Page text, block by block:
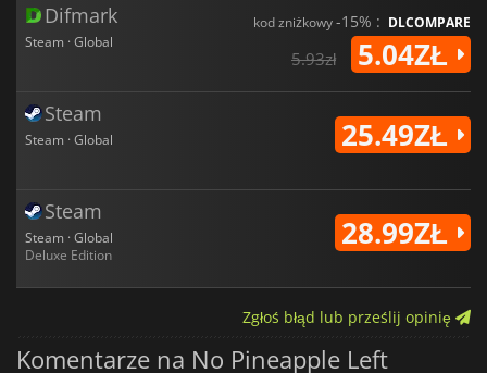
Difmark
Steam · Global
kod zniżkowy-15% : DLCOMPARE
5.93zł 5.04ZŁ
Steam
Steam · Global 25.49ZŁ
Steam
Steam · Global
Deluxe Edition
28.99ZŁ
Zgłoś błąd lub prześlij opinię
Komentarze na No Pineapple Left